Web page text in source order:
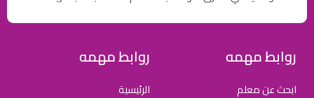
روابط مهمه
ابحث عن معلم
روابط مهمه
الرئيسية